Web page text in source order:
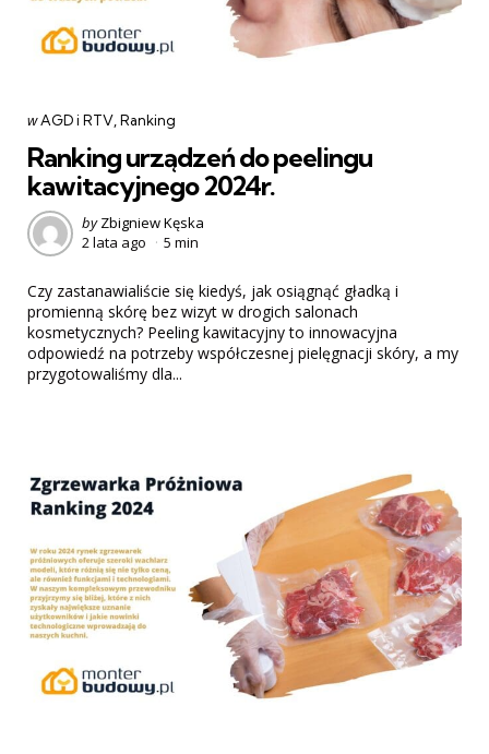
Categories
post
wAGD i RTV Ranking
Ranking urządzeń do peelingu
kawitacyjnego 2024r.
Posted
by
by Zbigniew Kęska
2 lata ago
5 min
Czy zastanawialiście się kiedyś, jak osiągnąć gładką i
promienną skórę bez wizyt w drogich salonach
kosmetycznych? Peeling kawitacyjny to innowacyjna
odpowiedź na potrzeby współczesnej pielęgnacji skóry, a my
przygotowaliśmy dla...